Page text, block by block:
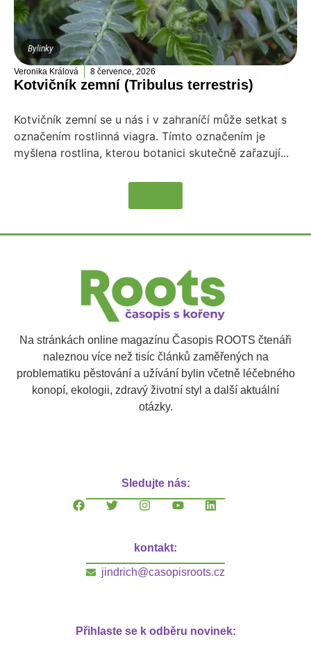
Bylinky
Veronika Králová 8 července, 2026
Kotvičník zemní (Tribulus terrestris)
Kotvičník zemní se u nás i v zahraníčí může setkat s
označením rostlinná viagra. Tímto označením je
myšlena rostlina, kterou botanici skutečně zařazují...
Na stránkách online magazínu Časopis ROOTS čtenáři
naleznou více než tisíc článků zaměřených na
problematiku pěstování a užívání bylin včetně léčebného
konopí, ekologii, zdravý životní styl a další aktuální
otázky.
Sledujte nás:
kontakt:
jindrich@casopisroots.cz
Přihlaste se k odběru novinek: